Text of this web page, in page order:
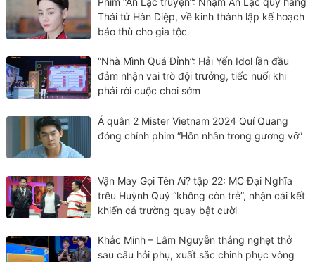
Thái tử Hàn Diệp, về kinh thành lập kế hoạch
báo thù cho gia tộc
“Nhà Mình Quá Đỉnh”: Hải Yến Idol lần đầu
đảm nhận vai trò đội trưởng, tiếc nuối khi
phải rời cuộc chơi sớm
Á quân 2 Mister Vietnam 2024 Quí Quang
đóng chính phim “Hôn nhân trong gương vỡ”
Vận May Gọi Tên Ai? tập 22: MC Đại Nghĩa
trêu Huỳnh Quý “không còn trẻ”, nhận cái kết
khiến cả trường quay bật cười
Khắc Minh – Lâm Nguyễn thắng nghẹt thở
sau câu hỏi phụ, xuất sắc chinh phục vòng